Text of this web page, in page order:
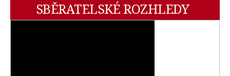
SBĚRATELSKÉ ROZHLEDY